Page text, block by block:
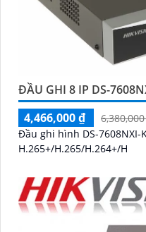
ĐẦU GHI 8 IP DS-
4,466,000 ₫
Đầu ghi hình DS-7608NXI-
H.265+/H.265/H.264+/H